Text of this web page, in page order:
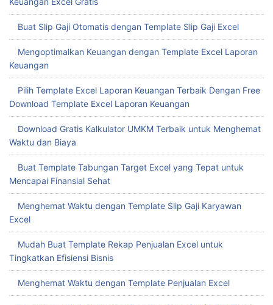
Efisiensi Bisnis Anda
Mengoptimalkan Format Excel Laporan Keuangan untuk
Pengambilan Keputusan Cepat
Hadirkan Kemudahan dengan Download Template Laporan
Keuangan Excel Gratis
Buat Slip Gaji Otomatis dengan Template Slip Gaji Excel
Mengoptimalkan Keuangan dengan Template Excel Laporan
Keuangan
Pilih Template Excel Laporan Keuangan Terbaik Dengan Free
Download Template Excel Laporan Keuangan
Download Gratis Kalkulator UMKM Terbaik untuk Menghemat
Waktu dan Biaya
Buat Template Tabungan Target Excel yang Tepat untuk
Mencapai Finansial Sehat
Menghemat Waktu dengan Template Slip Gaji Karyawan
Excel